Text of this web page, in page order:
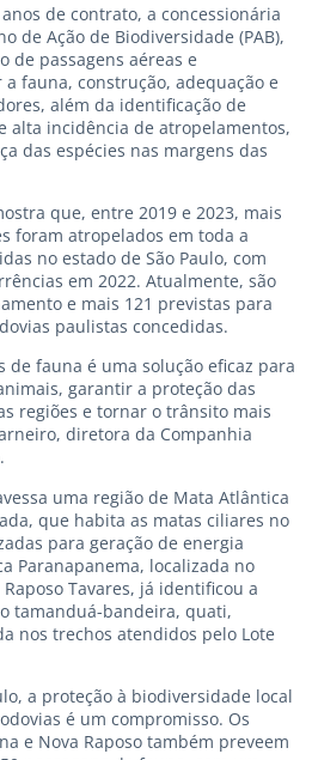
de contrato, a concessionária
de Ação de Biodiversidade (PAB),
de passagens aéreas e
fauna, construção, adequação e
além da identificação de
alta incidência de atropelamentos,
das espécies nas margens das
que, entre 2019 e 2023, mais
foram atropelados em toda a
no estado de São Paulo, com
em 2022. Atualmente, são
e mais 121 previstas para
paulistas concedidas.
de fauna é uma solução eficaz para
garantir a proteção das
regiões e tornar o trânsito mais
diretora da Companhia
uma região de Mata Atlântica
que habita as matas ciliares no
para geração de energia
Paranapanema, localizada no
Tavares, já identificou a
tamanduá-bandeira, quati,
nos trechos atendidos pelo Lote
a proteção à biodiversidade local
é um compromisso. Os
e Nova Raposo também preveem